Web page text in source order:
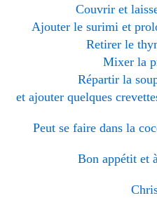
Couvrir et
Ajouter le surimi et
Retirer le
Mixer la
Répartir la
et ajouter quelques
Peut se faire dans la
Bon appétit et